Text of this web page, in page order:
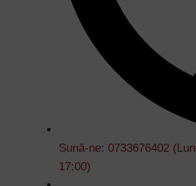
Sună-ne: 0733676402
17:00)